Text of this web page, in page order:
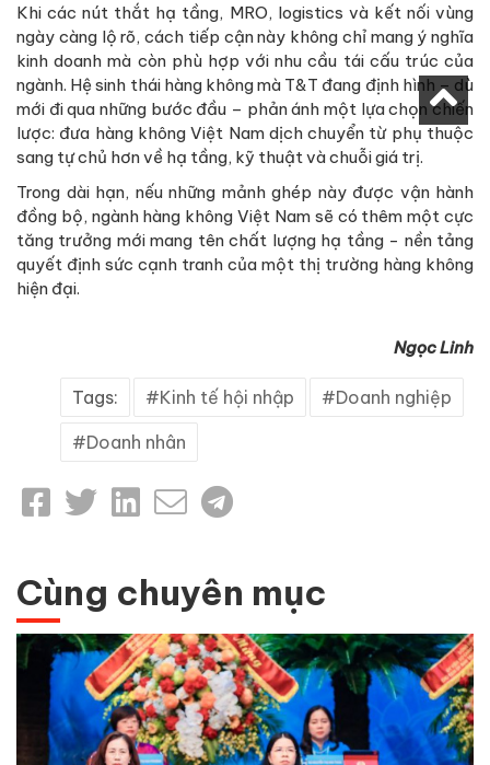
Khi các nút thắt hạ tầng, MRO, logistics và kết nối vùng
ngày càng lộ rõ, cách tiếp cận này không chỉ mang ý nghĩa
kinh doanh mà còn phù hợp với nhu cầu tái cấu trúc của
ngành. Hệ sinh thái hàng không mà T&T đang định hình – dù
mới đi qua những bước đầu – phản ánh một lựa chọn chiến
lược: đưa hàng không Việt Nam dịch chuyển từ phụ thuộc
sang tự chủ hơn về hạ tầng, kỹ thuật và chuỗi giá trị.
Trong dài hạn, nếu những mảnh ghép này được vận hành
đồng bộ, ngành hàng không Việt Nam sẽ có thêm một cực
tăng trưởng mới mang tên chất lượng hạ tầng - nền tảng
quyết định sức cạnh tranh của một thị trường hàng không
hiện đại.
Ngọc Linh
Tags: Kinh tế hội nhập Doanh nghiệp
Doanh nhân
Cùng chuyên mục